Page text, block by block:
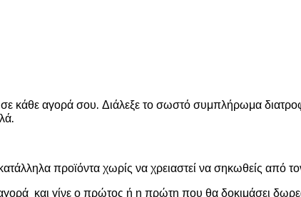
κάθε αγορά σου. Διάλεξε το σωστό συμπλήρωμα
προϊόντα χωρίς να χρειαστεί να σηκωθείς από
και γίνε ο πρώτος ή η πρώτη που θα δοκιμάσει